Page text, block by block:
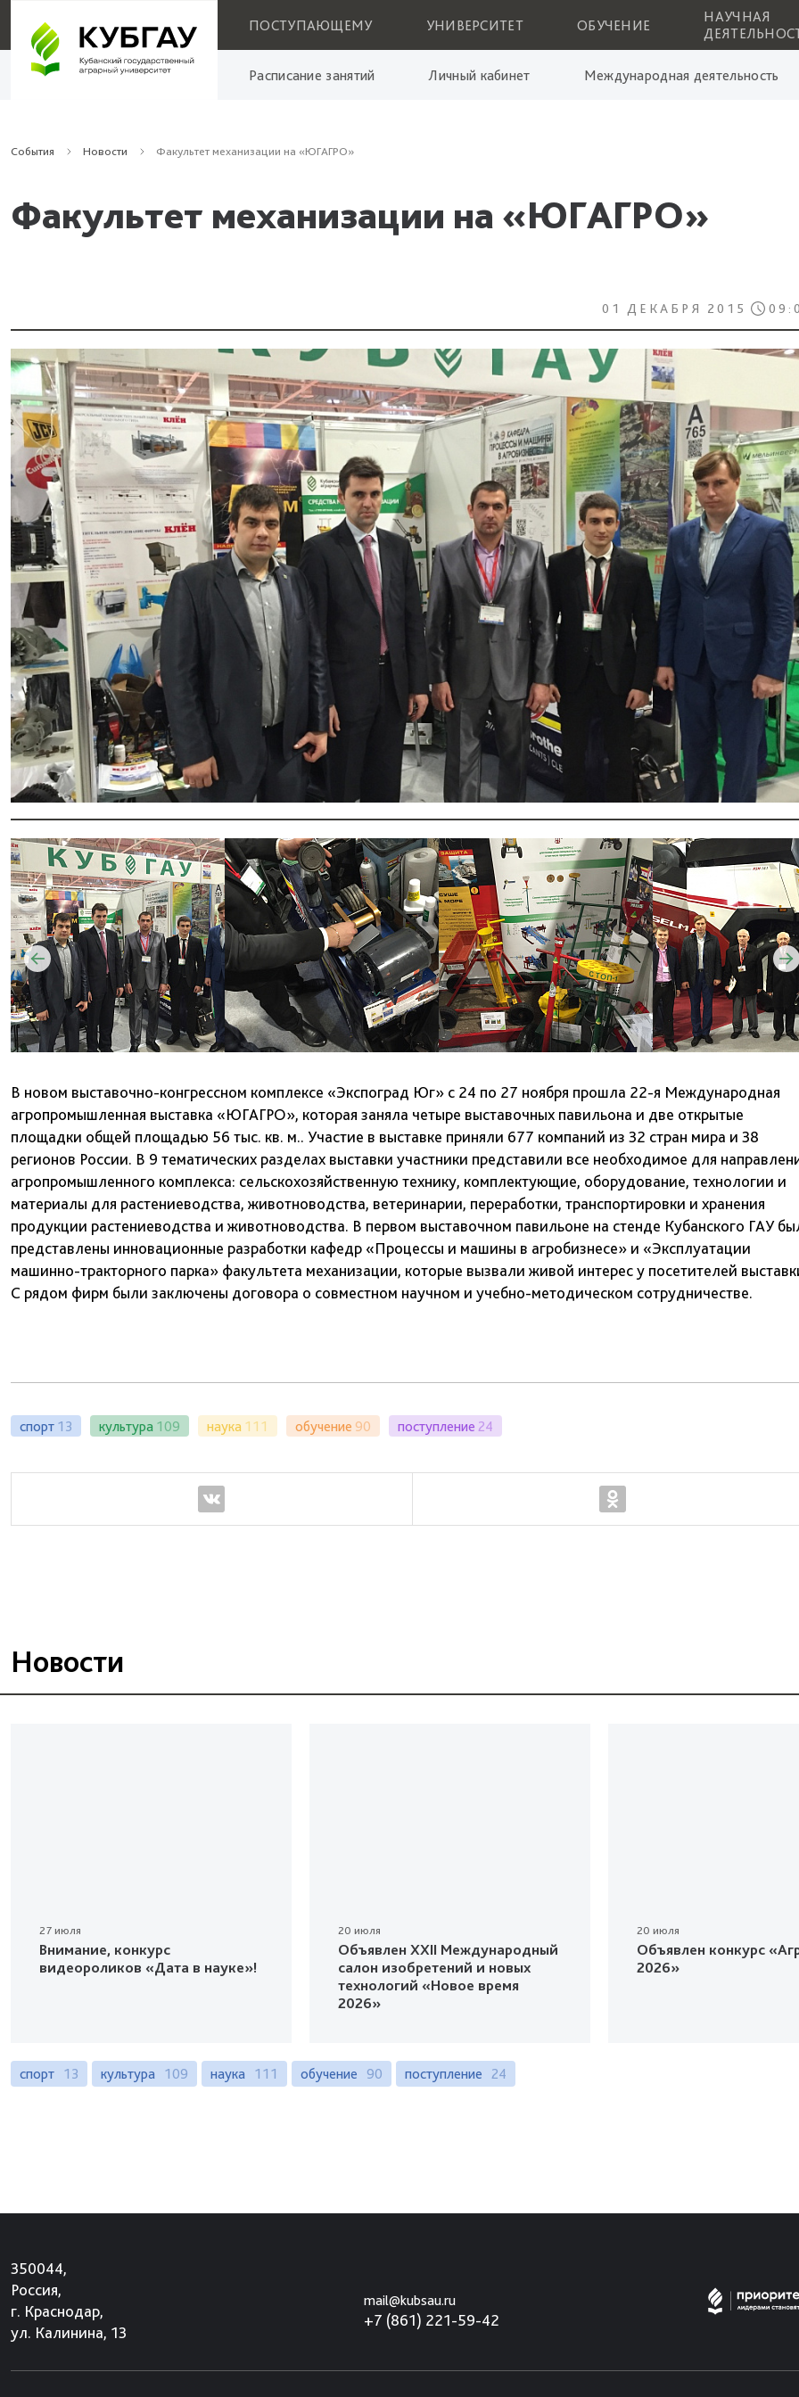
ПОСТУПАЮЩЕМУ УНИВЕРСИТЕТ ОБУЧЕНИЕ
НАУЧНАЯ
Расписание занятий Личный кабинет Международная деятельность
События Новости Факультет механизации на «ЮГАГРО»
Факультет механизации на «ЮГАГРО»
01 ДЕКАБРЯ 2015
В новом выставочно-конгрессном комплексе «Экспоград Юг» с 24 по 27 ноября прошла 22-я Международная
агропромышленная выставка «ЮГАГРО», которая заняла четыре выставочных павильона и две открытые
площадки общей площадью 56 тыс. кв. м.. Участие в выставке приняли 677 компаний из 32 стран мира и 38
регионов России. В 9 тематических разделах выставки участники представили все необходимое для
агропромышленного комплекса: сельскохозяйственную технику, комплектующие, оборудование, технологии и
материалы для растениеводства, животноводства, ветеринарии, переработки, транспортировки и хранения
продукции растениеводства и животноводства. В первом выставочном павильоне на стенде Кубанского ГАУ
представлены инновационные разработки кафедр «Процессы и машины в агробизнесе» и «Эксплуатации
машинно-тракторного парка» факультета механизации, которые вызвали живой интерес у посетителей
С рядом фирм были заключены договора о совместном научном и учебно-методическом сотрудничестве.
спорт 13 культура 109 наука 111 обучение 90 поступление 24
Новости
27 июля
Внимание, конкурс
видеороликов «Дата в науке»!
20 июля
Объявлен XXII Международный
салон изобретений и новых
технологий «Новое время
2026»
20 июля
Объявлен конкурс
2026»
спорт 13 культура 109 наука 111 обучение 90 поступление 24
350044,
Россия,
г. Краснодар,
ул. Калинина, 13
mail@kubsau.ru
+7 (861) 221-59-42